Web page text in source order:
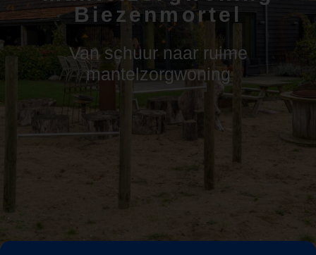
Biezenmortel
Van schuur naar ruime
mantelzorgwoning